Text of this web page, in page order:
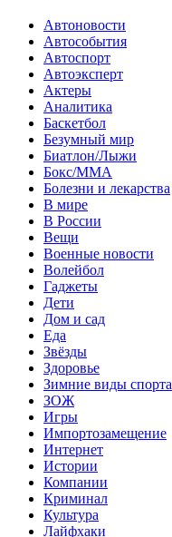
Автоновости
Автособытия
Автоспорт
Автоэксперт
Актеры
Аналитика
Баскетбол
Безумный мир
Биатлон/Лыжи
Бокс/MMA
Болезни и лекарства
В мире
В России
Вещи
Военные новости
Волейбол
Гаджеты
Дети
Дом и сад
Еда
Звёзды
Здоровье
Зимние виды спорта
ЗОЖ
Игры
Импортозамещение
Интернет
Истории
Компании
Криминал
Культура
Лайфхаки